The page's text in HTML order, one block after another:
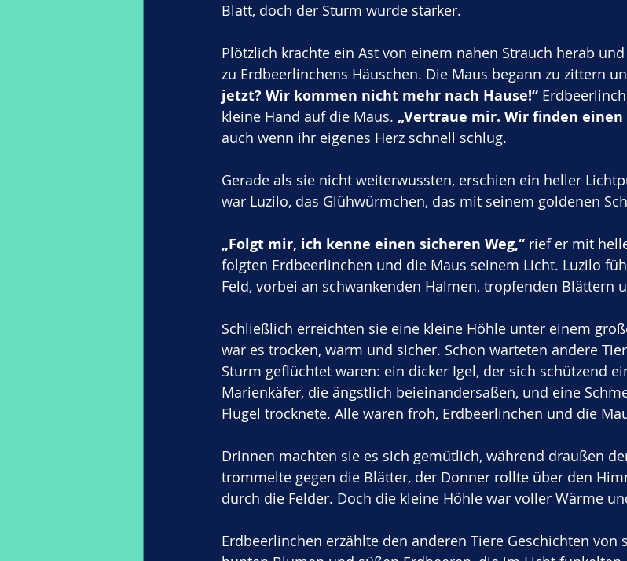
Blatt, doch der Sturm wurde stärker.
Plötzlich krachte ein Ast von einem nahen Strauch herab
zu Erdbeerlinchens Häuschen. Die Maus begann zu zittern
jetzt? Wir kommen nicht mehr nach Hause!“
kleine Hand auf die Maus. „Vertraue mir. Wir finden einen
auch wenn ihr eigenes Herz schnell schlug.
Gerade als sie nicht weiterwussten, erschien ein heller
war Luzilo, das Glühwürmchen, das mit seinem goldenen
„Folgt mir, ich kenne einen sicheren Weg,“ rief er mit
folgten Erdbeerlinchen und die Maus seinem Licht. Luzilo
Feld, vorbei an schwankenden Halmen, tropfenden Blättern
Schließlich erreichten sie eine kleine Höhle unter einem
war es trocken, warm und sicher. Schon warteten andere
Sturm geflüchtet waren: ein dicker Igel, der sich schützend
Marienkäfer, die ängstlich beieinandersaßen, und eine
Flügel trocknete. Alle waren froh, Erdbeerlinchen und die
Drinnen machten sie es sich gemütlich, während draußen
trommelte gegen die Blätter, der Donner rollte über den
durch die Felder. Doch die kleine Höhle war voller Wärme
Erdbeerlinchen erzählte den anderen Tiere Geschichten von